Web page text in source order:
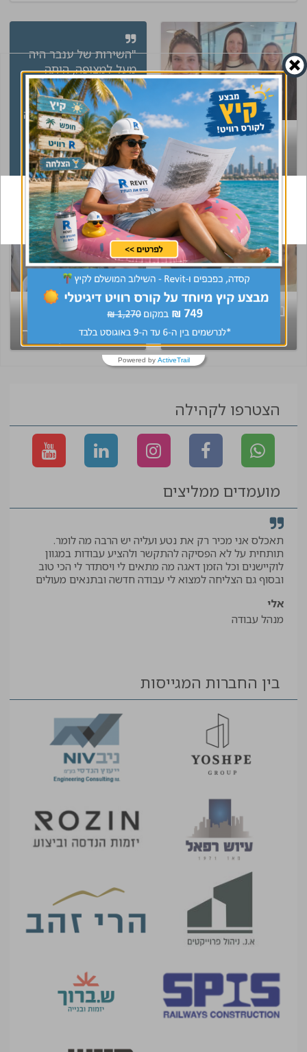
רוצים גם ביקור
במשרד?
"השירות של ענבר היה
מעל למצופה, היתה
זמינה לכל שאלה , גם
לבדוק שהכל מתקדם
בקצב הרצוי מול החברה
, אני ממש מרוצה תודה
רבה לענבר"
לירןמנהל לוגיסטי
נשמח לפגוש גם
אתכם!
קיבלת קסדה?
המסלול לקריירה
שלך מתחיל עכשיו!
הצטרפו לקהילה
מועמדים ממליצים
תאכלס אני מכיר רק את נטע ועליה יש הרבה מה לומר.
תותחית על לא הפסיקה להתקשר ולהציע עבודות במגוון
לוקיישנים וכל הזמן דאגה מה מתאים לי ויסתדר לי הכי טוב
ובסוף גם הצליחה למצוא לי עבודה חדשה ובתנאים מעולים
אלי
מנהל עבודה
בין החברות המגייסות
Powered by ActiveTrail